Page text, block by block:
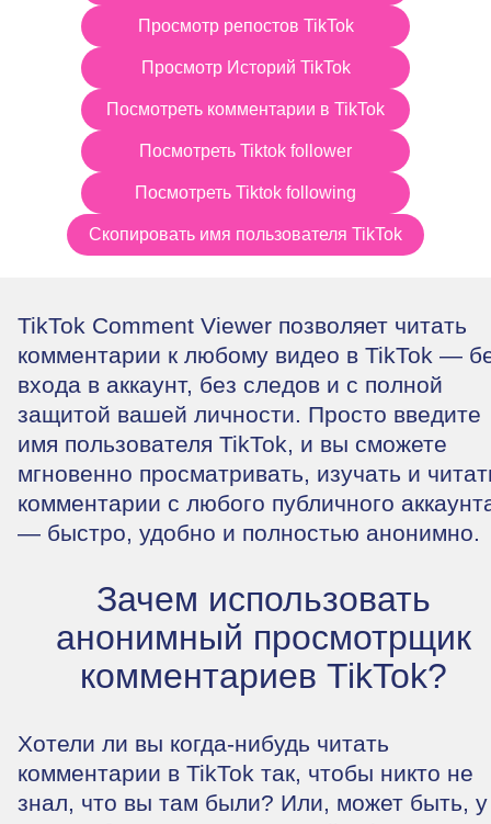
Просмотр репостов TikTok
Просмотр Историй TikTok
Посмотреть комментарии в TikTok
Посмотреть Tiktok follower
Посмотреть Tiktok following
Скопировать имя пользователя TikTok
TikTok Comment Viewer позволяет читать
комментарии к любому видео в TikTok —
входа в аккаунт, без следов и с полной
защитой вашей личности. Просто введите
имя пользователя TikTok, и вы сможете
мгновенно просматривать, изучать и
комментарии с любого публичного
— быстро, удобно и полностью анонимно.
Зачем использовать
анонимный просмотрщик
комментариев TikTok?
Хотели ли вы когда-нибудь читать
комментарии в TikTok так, чтобы никто не
знал, что вы там были? Или, может быть, у